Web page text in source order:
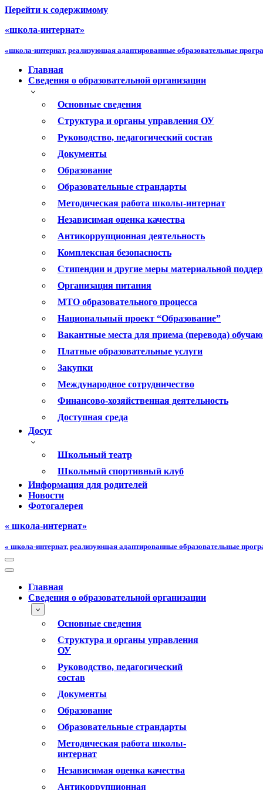
Перейти к содержимому
«школа-интернат»
«школа-интернат, реализующая адаптированные образовательные
Главная
Сведения о образовательной организации
Основные сведения
Структура и органы управления ОУ
Руководство, педагогический состав
Документы
Образование
Образовательные страндарты
Методическая работа школы-интернат
Независимая оценка качества
Антикоррупционная деятельность
Комплексная безопасность
Стипендии и другие меры материальной
Организация питания
МТО образовательного процесса
Национальный проект “Образование”
Вакантные места для приема (перевода)
Платные образовательные услуги
Закупки
Международное сотрудничество
Финансово-хозяйственная деятельность
Доступная среда
Досуг
Школьный театр
Школьный спортивный клуб
Информация для родителей
Новости
Фотогалерея
« школа-интернат»
« школа-интернат, реализующая адаптированные образовательные
Меню
навигации
Меню
навигацииГлавная
Сведения о образовательной организации
Основные сведения
Структура и органы управления
ОУ
Руководство, педагогический
состав
Документы
Образование
Образовательные страндарты
Методическая работа школы-
интернат
Независимая оценка качества
Антикоррупционная